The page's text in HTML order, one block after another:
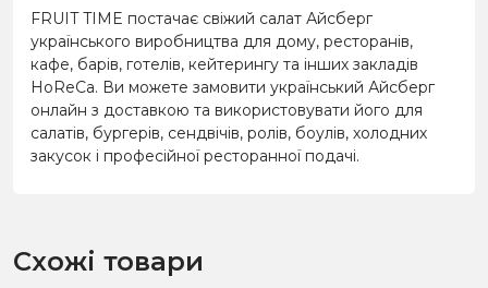
FRUIT TIME постачає свіжий салат Айсберг
українського виробництва для дому, ресторанів,
кафе, барів, готелів, кейтерингу та інших закладів
HoReCa. Ви можете замовити український Айсберг
онлайн з доставкою та використовувати його для
салатів, бургерів, сендвічів, ролів, боулів, холодних
закусок і професійної ресторанної подачі.
Схожі товари